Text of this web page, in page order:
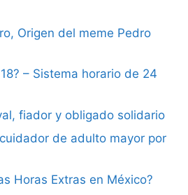
Origen del meme Pedro
– Sistema horario de 24
fiador y obligado solidario
de adulto mayor por
Horas Extras en México?